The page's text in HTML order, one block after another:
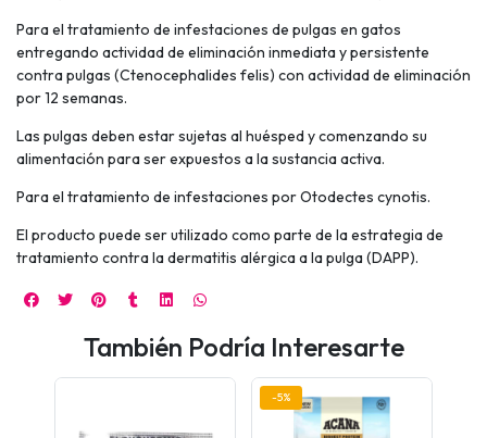
Para el tratamiento de infestaciones de pulgas en gatos
entregando actividad de eliminación inmediata y persistente
contra pulgas (Ctenocephalides felis) con actividad de eliminación
por 12 semanas.
Las pulgas deben estar sujetas al huésped y comenzando su
alimentación para ser expuestos a la sustancia activa.
Para el tratamiento de infestaciones por Otodectes cynotis.
El producto puede ser utilizado como parte de la estrategia de
tratamiento contra la dermatitis alérgica a la pulga (DAPP).
También Podría Interesarte
-5%